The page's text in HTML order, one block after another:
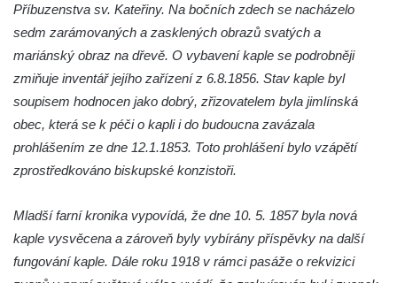
Křížová cesta Římov – XIX. kaple – Kristus
kříž nesoucí potkává Pannu Marii
Křížová cesta Římov – XVIII. kaple – Na
Ježíše vložen kříž
Křížová cesta Římov – XVII. kaple – Velký
Pilát
Křížová cesta Římov – XVI. kaple – U
Křížová cesta Římov – XV. kaple – Malý
Pilát
Křížová cesta Římov – XIV. kaple – U
Příbuzenstva sv. Kateřiny. Na bočních zdech se nacházelo
sedm zarámovaných a zasklených obrazů svatých a
mariánský obraz na dřevě. O vybavení kaple se podrobněji
zmiňuje inventář jejího zařízení z 6.8.1856. Stav kaple byl
soupisem hodnocen jako dobrý, zřizovatelem byla jimlínská
obec, která se k péči o kapli i do budoucna zavázala
prohlášením ze dne 12.1.1853. Toto prohlášení bylo vzápětí
zprostředkováno biskupské konzistoři.
Mladší farní kronika vypovídá, že dne 10. 5. 1857 byla nová
kaple vysvěcena a zároveň byly vybírány příspěvky na další
fungování kaple. Dále roku 1918 v rámci pasáže o rekvizici